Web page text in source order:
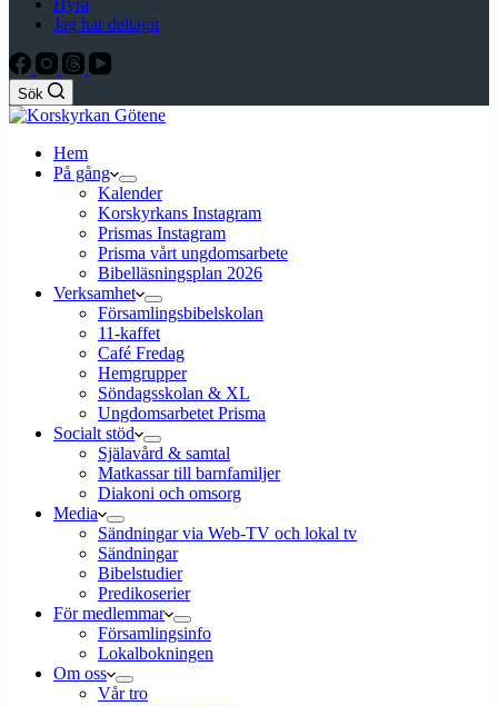
Hyra
Jag har deltagit
Sök
Hem
På gång
Kalender
Korskyrkans Instagram
Prismas Instagram
Prisma vårt ungdomsarbete
Bibelläsningsplan 2026
Verksamhet
Församlingsbibelskolan
11-kaffet
Café Fredag
Hemgrupper
Söndagsskolan & XL
Ungdomsarbetet Prisma
Socialt stöd
Själavård & samtal
Matkassar till barnfamiljer
Diakoni och omsorg
Media
Sändningar via Web-TV och lokal tv
Sändningar
Bibelstudier
Predikoserier
För medlemmar
Församlingsinfo
Lokalbokningen
Om oss
Vår tro